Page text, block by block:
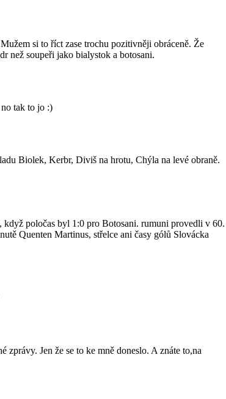
si to říct zase trochu pozitivněji obráceně. Že
než soupeři jako bialystok a botosani.
tak to jo :)
Biolek, Kerbr, Diviš na hrotu, Chýla na levé obraně.
poločas byl 1:0 pro Botosani. rumuni provedli v 60.
Quenten Martinus, střelce ani časy gólů Slovácka
zprávy. Jen že se to ke mně doneslo. A znáte to,na